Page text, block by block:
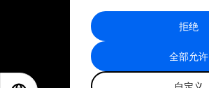
全部允许
拒绝
站点地图